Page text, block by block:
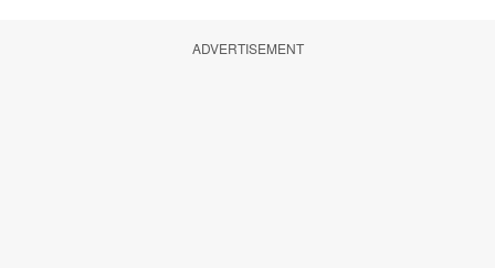
ADVERTISEMENT